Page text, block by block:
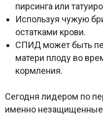
пирсинга или
Используя чужую
остатками крови.
СПИД может быть
матери плоду во
кормления.
Сегодня лидером по
именно незащищенные